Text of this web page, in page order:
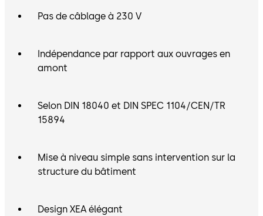
Pas de câblage à 230 V
Indépendance par rapport aux ouvrages en
amont
Selon DIN 18040 et DIN SPEC 1104/CEN/TR
15894
Mise à niveau simple sans intervention sur la
structure du bâtiment
Design XEA élégant